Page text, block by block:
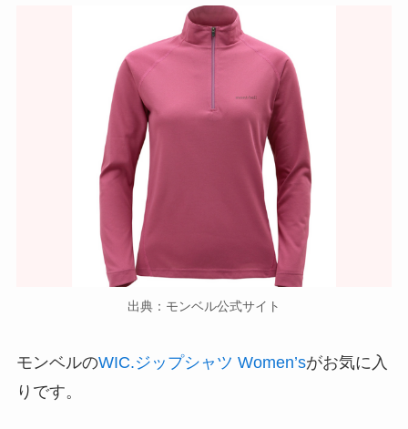
出典：モンベル公式サイト
モンベルのWIC.ジップシャツ Women’sがお気に入
りです。